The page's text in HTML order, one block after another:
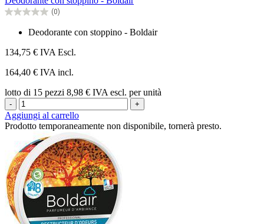
5
stelle.
(0)
0.0
stelle.
Deodorante con stoppino - Boldair
134,75 € IVA Escl.
164,40 € IVA incl.
lotto di 15 pezzi 8,98 € IVA escl. per unità
- +
Aggiungi al carrello
Prodotto temporaneamente non disponibile, tornerà presto.